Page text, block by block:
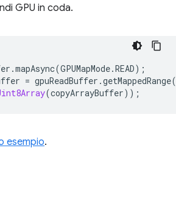
GPU in coda.
.mapAsync(GPUMapMode.READ);
= gpuReadBuffer .getMappedRange
(copyArrayBuffer));
esempio.